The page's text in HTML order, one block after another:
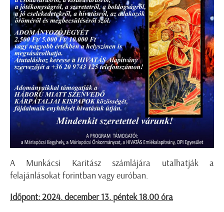
A Munkácsi Karitász számlájára utalhatják a
felajánlásokat forintban vagy euróban.
Időpont: 2024. december 13. péntek 18.00 óra